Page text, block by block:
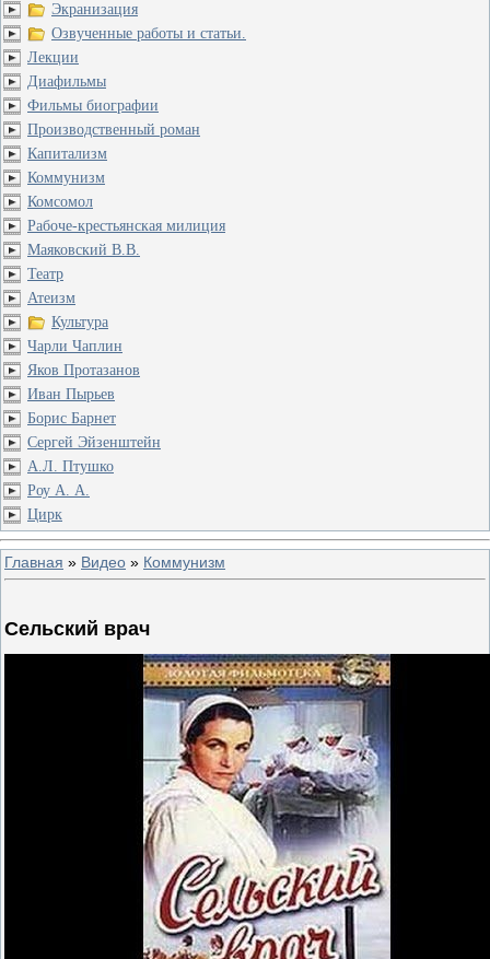
Экранизация
Озвученные работы и статьи.
Лекции
Диафильмы
Фильмы биографии
Производственный роман
Капитализм
Коммунизм
Комсомол
Рабоче-крестьянская милиция
Маяковский В.В.
Театр
Атеизм
Культура
Чарли Чаплин
Яков Протазанов
Иван Пырьев
Борис Барнет
Сергей Эйзенштейн
А.Л. Птушко
Роу А. А.
Цирк
Главная » Видео » Коммунизм
Сельский врач